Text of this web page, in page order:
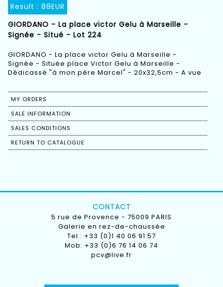
Result : 88EUR
GIORDANO - La place victor Gelu à Marseille -
Signée - Situé - Lot 224
GIORDANO - La place victor Gelu à Marseille -
Signée - Située place Victor Gelu à Marseille -
Dédicassé "à mon père Marcel" - 20x32,5cm - A vue
MY ORDERS
SALE INFORMATION
SALES CONDITIONS
RETURN TO CATALOGUE
CONTACT
5 rue de Provence - 75009 PARIS
Galerie en rez-de-chaussée
Tel.: +33 (0)1 40 06 91 57
Mob: +33 (0)6 76 14 06 74
pcv@live.fr